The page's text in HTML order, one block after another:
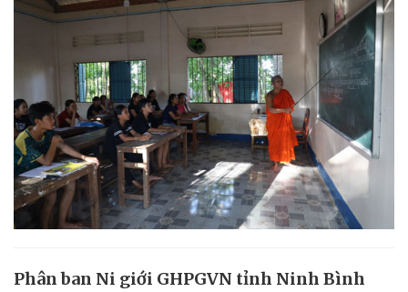
Phân ban Ni giới GHPGVN tỉnh Ninh Bình